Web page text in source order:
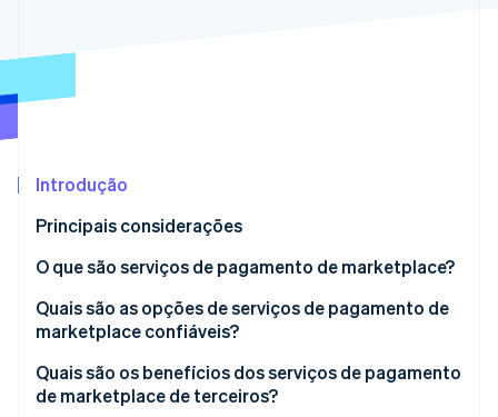
Stripe Sessions 2026
Introdução
Principais considerações
O que são serviços de pagamento de marketplace?
Quais são as opções de serviços de pagamento de
marketplace confiáveis?
Quais são os benefícios dos serviços de pagamento
de marketplace de terceiros?